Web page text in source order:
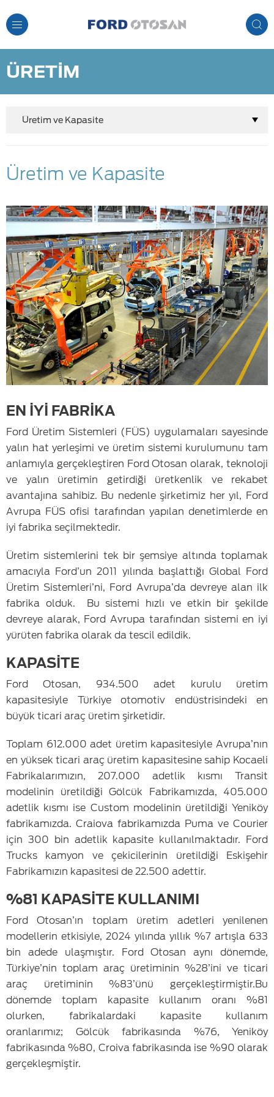
Toggle
Navigation
ÜRETİM
Üretim ve Kapasite
Üretim ve Kapasite
EN İYİ FABRİKA
Ford Üretim Sistemleri (FÜS) uygulamaları sayesinde
yalın hat yerleşimi ve üretim sistemi kurulumunu tam
anlamıyla gerçekleştiren Ford Otosan olarak, teknoloji
ve yalın üretimin getirdiği üretkenlik ve rekabet
avantajına sahibiz. Bu nedenle şirketimiz her yıl, Ford
Avrupa FÜS ofisi tarafından yapılan denetimlerde en
iyi fabrika seçilmektedir.
Üretim sistemlerini tek bir şemsiye altında toplamak
amacıyla Ford’un 2011 yılında başlattığı Global Ford
Üretim Sistemleri’ni, Ford Avrupa’da devreye alan ilk
fabrika olduk. Bu sistemi hızlı ve etkin bir şekilde
devreye alarak, Ford Avrupa tarafından sistemi en iyi
yürüten fabrika olarak da tescil edildik.
KAPASİTE
Ford Otosan, 934.500 adet kurulu üretim
kapasitesiyle Türkiye otomotiv endüstrisindeki en
büyük ticari araç üretim şirketidir.
Toplam 612.000 adet üretim kapasitesiyle Avrupa’nın
en yüksek ticari araç üretim kapasitesine sahip Kocaeli
Fabrikalarımızın, 207.000 adetlik kısmı Transit
modelinin üretildiği Gölcük Fabrikamızda, 405.000
adetlik kısmı ise Custom modelinin üretildiği Yeniköy
fabrikamızda. Craiova fabrikamızda Puma ve Courier
için 300 bin adetlik kapasite kullanılmaktadır. Ford
Trucks kamyon ve çekicilerinin üretildiği Eskişehir
Fabrikamızın kapasitesi de 22.500 adettir.
%81 KAPASİTE KULLANIMI
Ford Otosan’ın toplam üretim adetleri yenilenen
modellerin etkisiyle, 2024 yılında yıllık %7 artışla 633
bin adede ulaşmıştır. Ford Otosan aynı dönemde,
Türkiye’nin toplam araç üretiminin %28’ini ve ticari
araç üretiminin %83’ünü gerçekleştirmiştir.Bu
dönemde toplam kapasite kullanım oranı %81
olurken, fabrikalardaki kapasite kullanım
oranlarımız; Gölcük fabrikasında %76, Yeniköy
fabrikasında %80, Croiva fabrikasında ise %90 olarak
gerçekleşmiştir.